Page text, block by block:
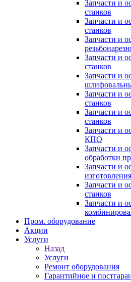
Запчасти и
станков
Запчасти и
станков
Запчасти и
Запчасти и
станков
Запчасти и
Запчасти и
станков
Запчасти и
станков
Запчасти и
КПО
Запчасти и
обработки
Запчасти и
Запчасти и
станков
Запчасти и
Пром. оборудование
Акции
Услуги
Назад
Услуги
Ремонт оборудования
Гарантийное и